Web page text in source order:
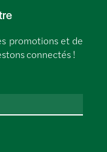
promotions et de
connectés !